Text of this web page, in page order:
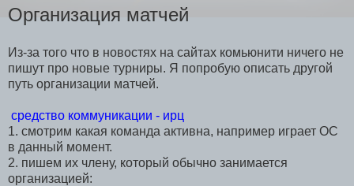
Организация матчей
Из-за того что в новостях на сайтах комьюнити ничего не
пишут про новые турниры. Я попробую описать другой
путь организации матчей.
средство коммуникации - ирц
1. смотрим какая команда активна, например играет ОС
в данный момент.
2. пишем их члену, который обычно занимается
организацией: